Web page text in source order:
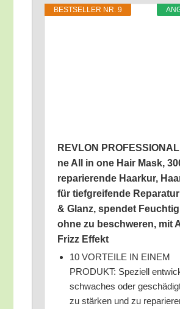
BEST­SEL­LER NR. 9
REVLON
ne All in one Hair Mask,
repa­rie­ren­de Haar­kur,
für tief­grei­fen­de Repa­ra­tur
& Glanz, spen­det
ohne zu beschwe­ren, mit
Frizz Effekt
10 VORTEILE IN EINEM
PRODUKT: Spe­zi­ell
schwa­ches oder
zu stär­ken und zu